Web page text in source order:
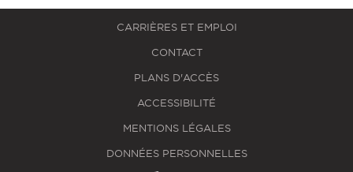
CARRIÈRES ET EMPLOI
CONTACT
PLANS D'ACCÈS
ACCESSIBILITÉ
MENTIONS LÉGALES
DONNÉES PERSONNELLES